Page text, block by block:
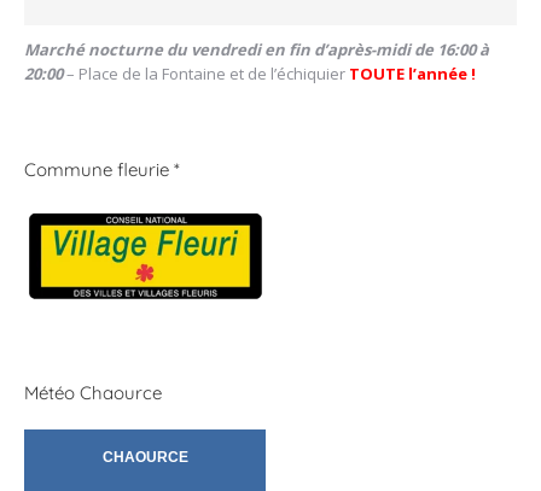
Marché nocturne du vendredi en fin d’après-midi de 16:00 à
20:00– Place de la Fontaine et de l’échiquier TOUTE l’année !
Commune fleurie *
Météo Chaource